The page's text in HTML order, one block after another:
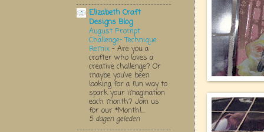
Elizabeth Craft
Designs Blog
August Prompt
Challenge- Technique
Remix - Are you a
crafter who loves a
creative challenge? Or
maybe you’ve been
looking for a fun way to
spark your imagination
each month? Join us
for our *Monthl...
5 dagen geleden